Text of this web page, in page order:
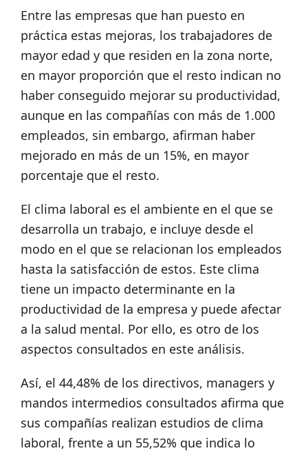
Entre las empresas que han puesto en
práctica estas mejoras, los trabajadores de
mayor edad y que residen en la zona norte,
en mayor proporción que el resto indican no
haber conseguido mejorar su productividad,
aunque en las compañías con más de 1.000
empleados, sin embargo, afirman haber
mejorado en más de un 15%, en mayor
porcentaje que el resto.
El clima laboral es el ambiente en el que se
desarrolla un trabajo, e incluye desde el
modo en el que se relacionan los empleados
hasta la satisfacción de estos. Este clima
tiene un impacto determinante en la
productividad de la empresa y puede afectar
a la salud mental. Por ello, es otro de los
aspectos consultados en este análisis.
Así, el 44,48% de los directivos, managers y
mandos intermedios consultados afirma que
sus compañías realizan estudios de clima
laboral, frente a un 55,52% que indica lo